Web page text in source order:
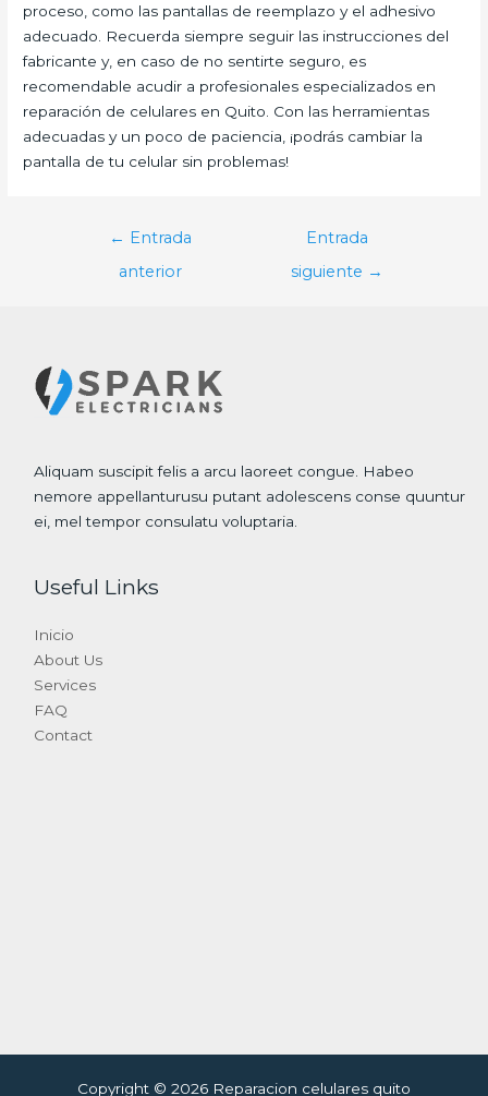
proceso, como las pantallas de reemplazo y el adhesivo
adecuado. Recuerda siempre seguir las instrucciones del
fabricante y, en caso de no sentirte seguro, es
recomendable acudir a profesionales especializados en
reparación de celulares en Quito. Con las herramientas
adecuadas y un poco de paciencia, ¡podrás cambiar la
pantalla de tu celular sin problemas!
Navegación
entradas
← Entrada
anterior
Entrada
siguiente →
Aliquam suscipit felis a arcu laoreet congue. Habeo
nemore appellanturusu putant adolescens conse quuntur
ei, mel tempor consulatu voluptaria.
Useful Links
Inicio
About Us
Services
FAQ
Contact
Copyright © 2026 Reparacion celulares quito